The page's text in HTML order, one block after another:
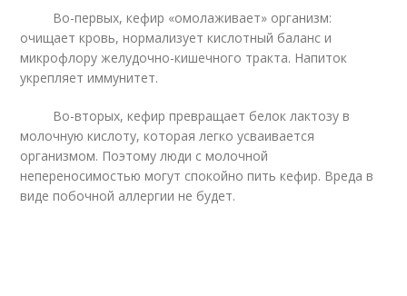
Во-первых, кефир «омолаживает» организм:
очищает кровь, нормализует кислотный баланс и
микрофлору желудочно-кишечного тракта. Напиток
укрепляет иммунитет.
Во-вторых, кефир превращает белок лактозу в
молочную кислоту, которая легко усваивается
организмом. Поэтому люди с молочной
непереносимостью могут спокойно пить кефир. Вреда в
виде побочной аллергии не будет.